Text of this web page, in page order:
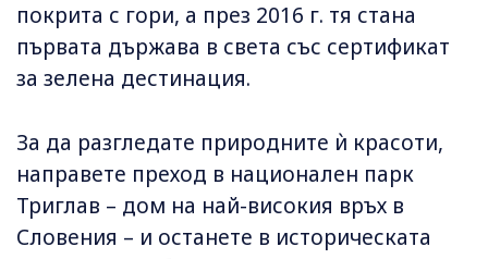
покрита с гори, а през 2016 г. тя стана
първата държава в света със сертификат
за зелена дестинация.
За да разгледате природните ѝ красоти,
направете преход в национален парк
Триглав – дом на най-високия връх в
Словения – и останете в историческата